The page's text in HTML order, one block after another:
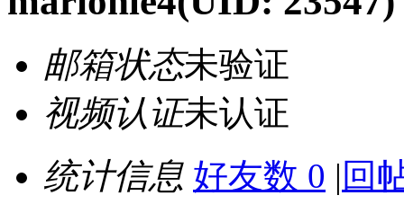
邮箱状态未验证
视频认证未认证
统计信息 好友数 0 | 回